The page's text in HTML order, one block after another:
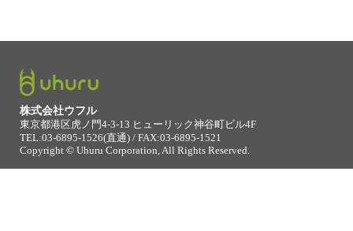
株式会社ウフル
東京都港区虎ノ門4-3-13 ヒューリック神谷町ビル4F
TEL:03-6895-1526(直通) / FAX:03-6895-1521
Copyright © Uhuru Corporation, All Rights Reserved.